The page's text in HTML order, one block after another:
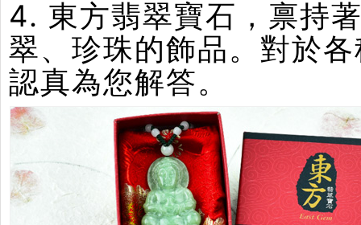
4. 東方翡翠寶石，禀持
翠、珍珠的飾品。對於
認真為您解答。